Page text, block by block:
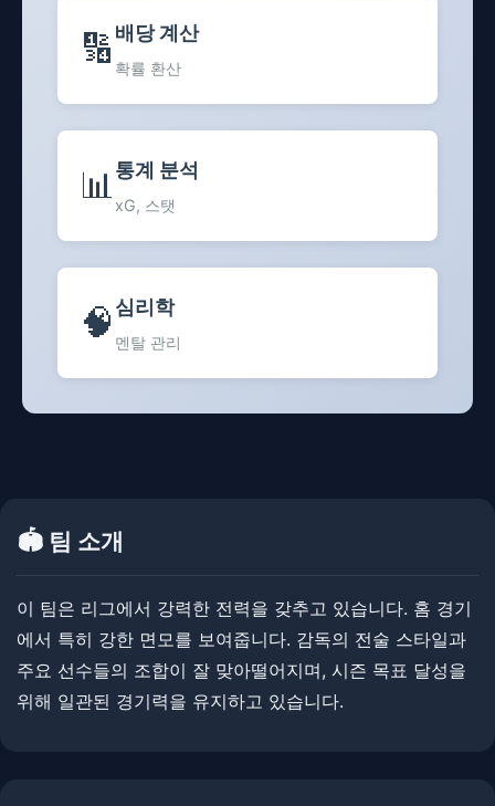
🔢 배당 계산
확률 환산
📊통계 분석
xG, 스탯
🧠 심리학
멘탈 관리
🏟️ 팀 소개
이 팀은 리그에서 강력한 전력을 갖추고 있습니다. ​​홈 경기
에서 특히 강한 면모를 보여줍니다. ​​감독의 전술 스타일과
주요 선수들의 조합이 잘 맞아떨어지며, 시즌 목표 달성을
위해 일관된 경기력을 유지하고 있습니다.